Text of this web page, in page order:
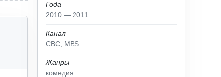
Года
2010 — 2011
Канал
CBC, MBS
Жанры
комедия